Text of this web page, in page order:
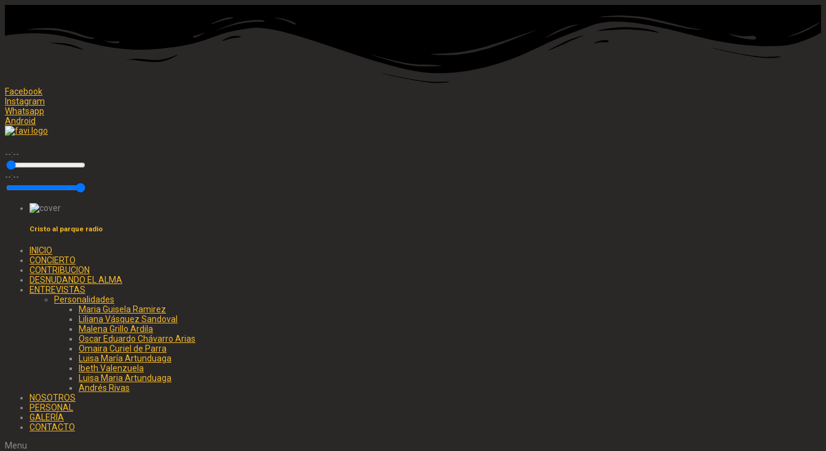
Facebook
Instagram
Whatsapp
Android
--:--
--:--
Cristo al parque radio
INICIO
CONCIERTO
CONTRIBUCION
DESNUDANDO EL ALMA
ENTREVISTAS
Personalidades
Maria Guisela Ramirez
Liliana Vásquez Sandoval
Malena Grillo Ardila
Oscar Eduardo Chávarro Arias
Omaira Curiel de Parra
Luisa María Artunduaga
Ibeth Valenzuela
Luisa Maria Artunduaga
Andrés Rivas
NOSOTROS
PERSONAL
GALERÍA
CONTACTO
Menu